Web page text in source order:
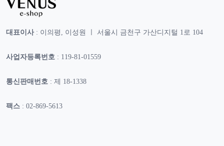
대표이사: 이의평, 이성원 ㅣ 서울시 금천구 가산디지털 1로 104
사업자등록번호 : 119-81-01559
통신판매번호 : 제 18-1338
팩스 : 02-869-5613